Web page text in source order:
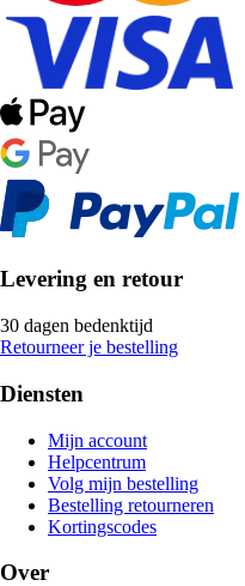
Levering en retour
30 dagen bedenktijd
Retourneer je bestelling
Diensten
Mijn account
Helpcentrum
Volg mijn bestelling
Bestelling retourneren
Kortingscodes
Over